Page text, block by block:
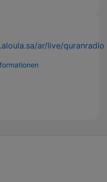
ar/live/quranradio